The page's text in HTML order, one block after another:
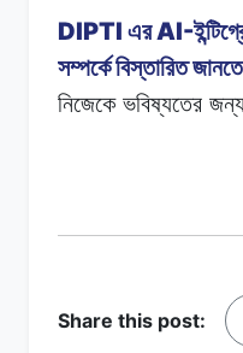
DIPTI এরAI-
সম্পর্কেবিস্তারিতজানতে
নিজেকে ভবিষ্যতের
Share this post: